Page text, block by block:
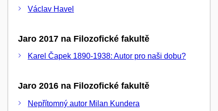
Václav Havel
Jaro 2017 na Filozofické fakultě
Karel Čapek 1890-1938: Autor pro naši dobu?
Jaro 2016 na Filozofické fakultě
Nepřítomný autor Milan Kundera